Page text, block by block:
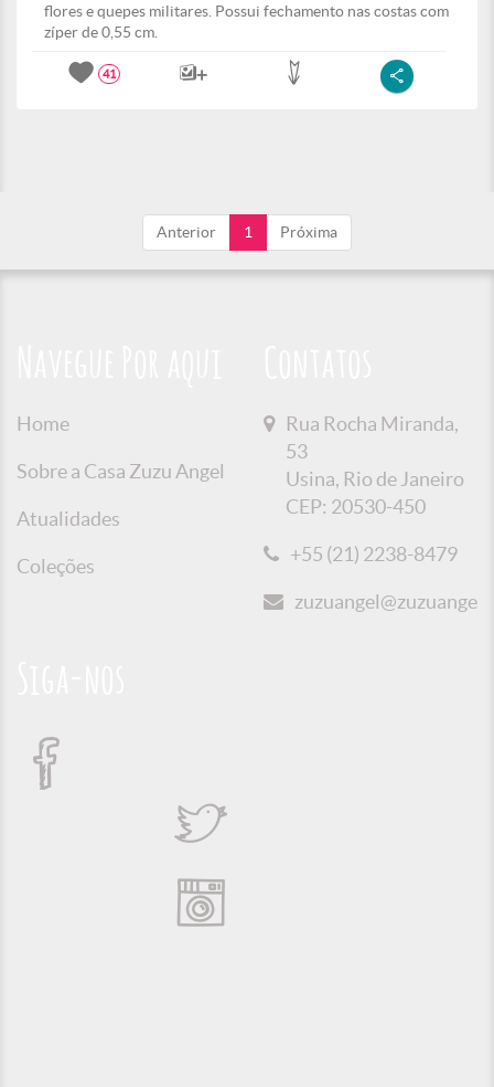
flores e quepes militares. Possui fechamento nas costas com
zíper de 0,55 cm.
41
Anterior 1 Próxima
Home
Sobre a Casa Zuzu Angel
Atualidades
Coleções
Rua Rocha Miranda,
53
Usina, Rio de Janeiro
CEP: 20530-450
+55 (21) 2238-8479